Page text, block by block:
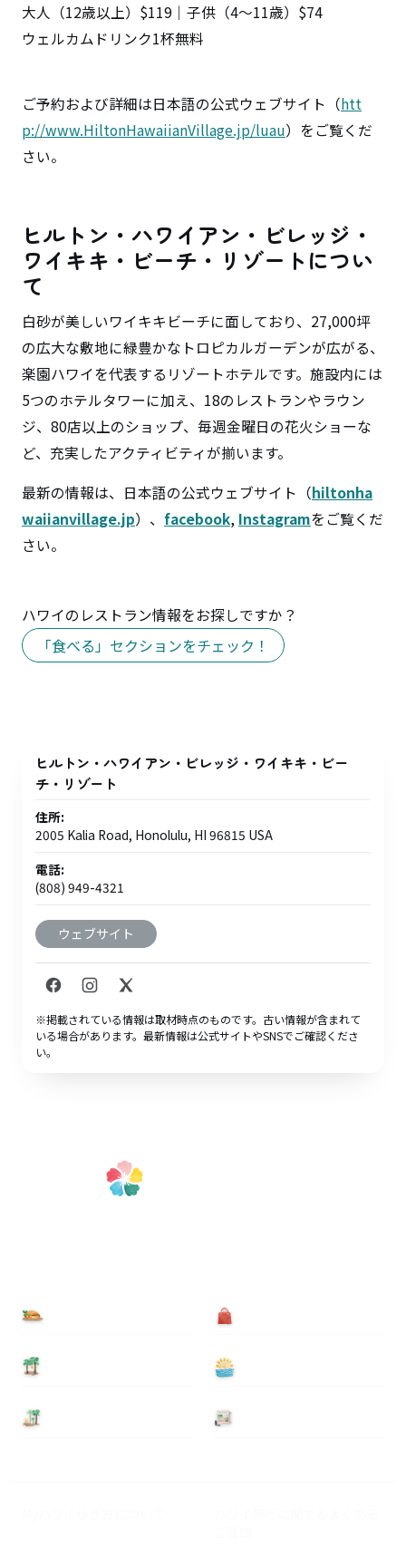
大人（12歳以上）$119｜子供（4～11歳）$74
ウェルカムドリンク1杯無料
ご予約および詳細は日本語の公式ウェブサイト（htt
p://www.HiltonHawaiianVillage.jp/luau）をご覧くだ
さい。
ヒルトン・ハワイアン・ビレッジ・
ワイキキ・ビーチ・リゾートについ
て
白砂が美しいワイキキビーチに面しており、27,000坪
の広大な敷地に緑豊かなトロピカルガーデンが広がる、
楽園ハワイを代表するリゾートホテルです。施設内には
5つのホテルタワーに加え、18のレストランやラウン
ジ、80店以上のショップ、毎週金曜日の花火ショーな
ど、充実したアクティビティが揃います。
最新の情報は、日本語の公式ウェブサイト（hiltonha
waiianvillage.jp）、 facebook, Instagramをご覧くだ
さい。
ハワイのレストラン情報をお探しですか？
「食べる」セクションをチェック！
ヒルトン・ハワイアン・ビレッジ・ワイキキ・ビー
チ・リゾート
住所:
2005 Kalia Road, Honolulu, HI 96815 USA
電話:
(808) 949-4321
ウェブサイト
※掲載されている情報は取材時点のものです。古い情報が含まれて
いる場合があります。最新情報は公式サイトやSNSでご確認くださ
い。